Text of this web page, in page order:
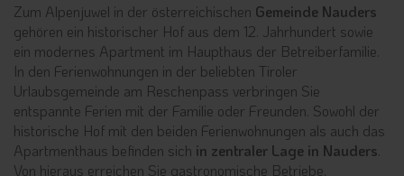
Zum Alpenjuwel in der österreichischen Gemeinde Nauders
gehören ein historischer Hof aus dem 12. Jahrhundert sowie
ein modernes Apartment im Haupthaus der Betreiberfamilie.
In den Ferienwohnungen in der beliebten Tiroler
Urlaubsgemeinde am Reschenpass verbringen Sie
entspannte Ferien mit der Familie oder Freunden. Sowohl der
historische Hof mit den beiden Ferienwohnungen als auch das
Apartmenthaus befinden sich in zentraler Lage in Nauders
Von hieraus erreichen Sie gastronomische Betriebe,